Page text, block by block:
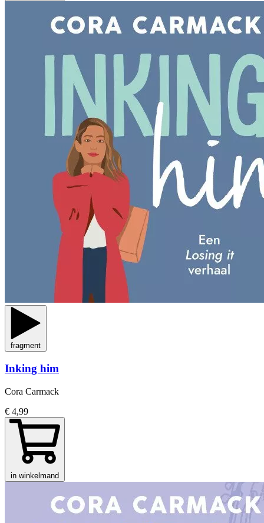
fragment
Inking him
Cora Carmack
€ 4,99
in winkelmand